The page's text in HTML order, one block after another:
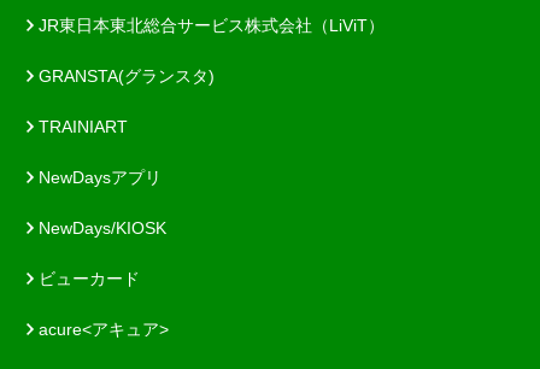
JR東日本東北総合サービス株式会社（LiViT）
GRANSTA(グランスタ)
TRAINIART
NewDaysアプリ
NewDays/KIOSK
ビューカード
acure<アキュア>